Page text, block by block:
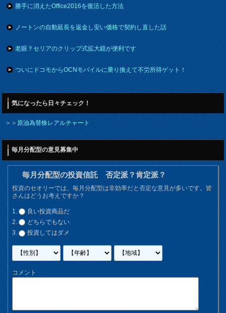
勝手に消えたOffice2016を復活した方法
ノートンの自動延長を返金し安い価格で契約し直した話
老眼？セリアのクリップ式拡大鏡が便利です
ついにドコモからOCNモバイルに乗り換えて不労所得ゲット！
気になったら日々チェック！
＞＞原油為替株レアルチャート
毎月分配型の意見募集中
毎月分配型の投資信託 否定派？肯定派？
投資のセオリーでは、毎月分配型は非効率だと否定な意見が多いです。皆
さんはどうお考えですか？
良い投資商品だ
どちらでもない
投資してはダメ
コメント